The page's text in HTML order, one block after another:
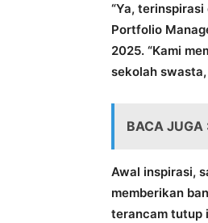
“Ya,
Portfolio
2025. “Kami
sekolah
BACA JUGA
Awal inspirasi,
memberikan
terancam tutup